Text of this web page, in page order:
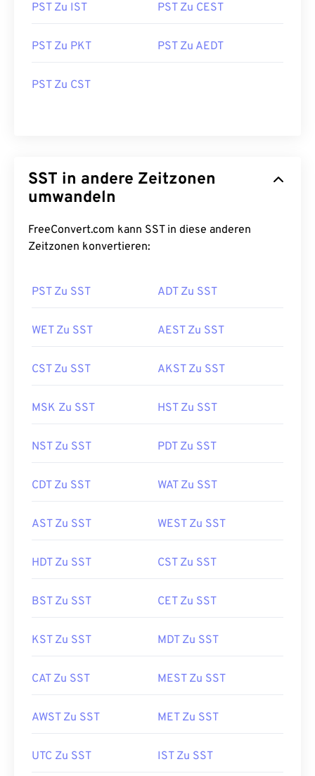
PST Zu IST PST Zu CEST
PST Zu PKT PST Zu AEDT
PST Zu CST
SST in andere Zeitzonen
umwandeln
FreeConvert.com kann SST in diese anderen
Zeitzonen konvertieren:
PST Zu SST ADT Zu SST
WET Zu SST AEST Zu SST
CST Zu SST AKST Zu SST
MSK Zu SST HST Zu SST
NST Zu SST PDT Zu SST
CDT Zu SST WAT Zu SST
AST Zu SST WEST Zu SST
HDT Zu SST CST Zu SST
BST Zu SST CET Zu SST
KST Zu SST MDT Zu SST
CAT Zu SST MEST Zu SST
AWST Zu SST MET Zu SST
UTC Zu SST IST Zu SST